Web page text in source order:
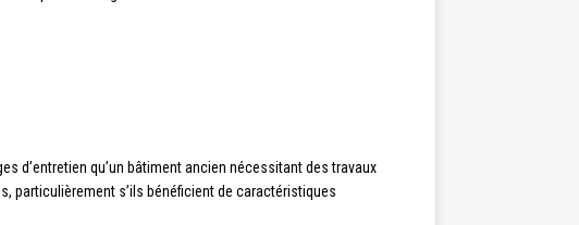
d’entretien qu’un bâtiment ancien nécessitant des travaux
particulièrement s’ils bénéficient de caractéristiques